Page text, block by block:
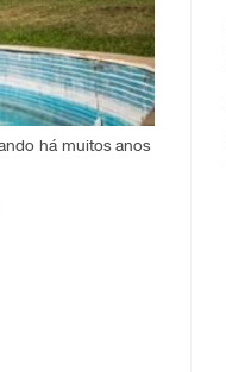
há muitos anos